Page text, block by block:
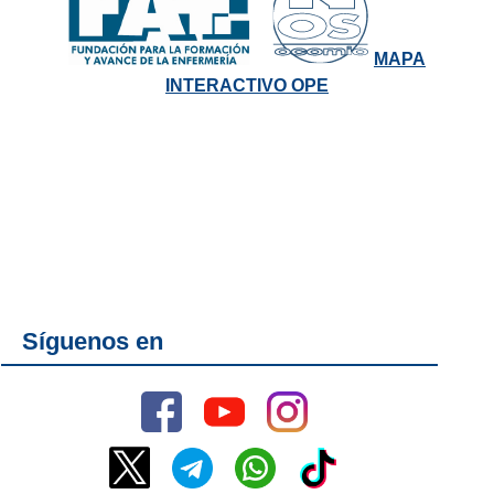
MAPA
INTERACTIVO OPE
Síguenos en